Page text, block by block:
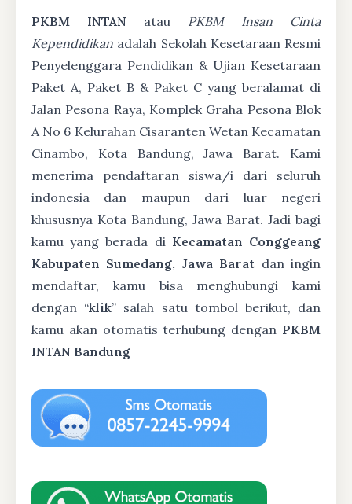
PKBM INTAN atau PKBM Insan Cinta
Kependidikan adalah Sekolah Kesetaraan Resmi
Penyelenggara Pendidikan & Ujian Kesetaraan
Paket A, Paket B & Paket C yang beralamat di
Jalan Pesona Raya, Komplek Graha Pesona Blok
A No 6 Kelurahan Cisaranten Wetan Kecamatan
Cinambo, Kota Bandung, Jawa Barat. Kami
menerima pendaftaran siswa/i dari seluruh
indonesia dan maupun dari luar negeri
khususnya Kota Bandung, Jawa Barat. Jadi bagi
kamu yang berada di Kecamatan Conggeang
Kabupaten Sumedang, Jawa Barat dan ingin
mendaftar, kamu bisa menghubungi kami
dengan “klik” salah satu tombol berikut, dan
kamu akan otomatis terhubung dengan PKBM
INTAN Bandung